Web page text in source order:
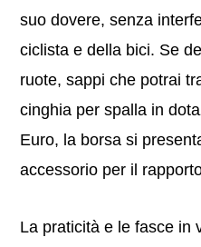
suo dovere, senza
ciclista e della bici. Se
ruote, sappi che potrai
cinghia per spalla in
Euro, la borsa si
accessorio per il
La praticità e le fasce in